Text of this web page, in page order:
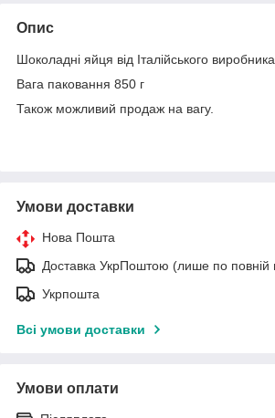
Опис
Шоколадні яйця від Італійського
Вага паковання 850 г
Також можливий продаж на вагу.
Умови доставки
Нова Пошта
Доставка УкрПоштою (лише по повній
Укрпошта
Всі умови доставки
Умови оплати